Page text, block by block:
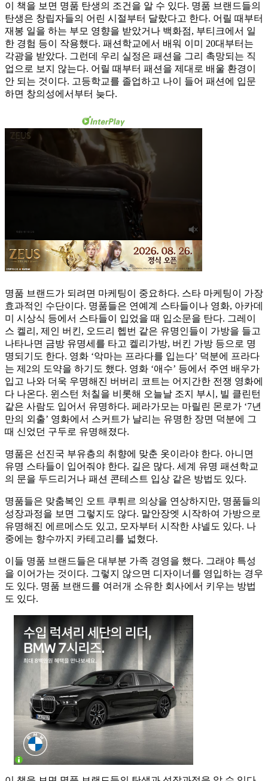
이 책을 보면 명품 탄생의 조건을 알 수 있다. 명품 브랜드들의
탄생은 창립자들의 어린 시절부터 달랐다고 한다. 어릴 때부터
재봉 일을 하는 부모 영향을 받았거나 백화점, 부티크에서 일
한 경험 등이 작용했다. 패션학교에서 배워 이미 20대부터는
각광을 받았다. 그런데 우리 실정은 패션을 그리 촉망되는 직
업으로 보지 않는다. 어릴 때부터 패션을 제대로 배울 환경이
안 되는 것이다. 고등학교를 졸업하고 나이 들어 패션에 입문
하면 창의성에서부터 늦다.
명품 브랜드가 되려면 마케팅이 중요하다. 스타 마케팅이 가장
효과적인 수단이다. 명품들은 연예계 스타들이나 영화, 아카데
미 시상식 등에서 스타들이 입었을 때 입소문을 탄다. 그레이
스 켈리, 제인 버킨, 오드리 헵번 같은 유명인들이 가방을 들고
나타나면 금방 유명세를 타고 켈리가방, 버킨 가방 등으로 명
명되기도 한다. 영화 ‘악마는 프라다를 입는다’ 덕분에 프라다
는 제2의 도약을 하기도 했다. 영화 ‘애수’ 등에서 주연 배우가
입고 나와 더욱 우명해진 버버리 코트는 어지간한 전쟁 영화에
다 나온다. 윈스턴 처칠을 비롯해 오늘날 조지 부시, 빌 클린턴
같은 사람도 입어서 유명하다. 페라가모는 마릴린 몬로가 ‘7년
만의 외출’ 영화에서 스커트가 날리는 유명한 장면 덕분에 그
때 신었던 구두로 유명해졌다.
명품은 선진국 부유층의 취향에 맞춘 옷이라야 한다. 아니면
유명 스타들이 입어줘야 한다. 길은 많다. 세계 유명 패션학교
의 문을 두드리거나 패션 콘테스트 입상 같은 방법도 있다.
명품들은 맞춤복인 오트 쿠튀르 의상을 연상하지만, 명품들의
성장과정을 보면 그렇지도 않다. 말안장엣 시작하여 가방으로
유명해진 에르메스도 있고, 모자부터 시작한 샤넬도 있다. 나
중에는 향수까지 카테고리를 넓혔다.
이들 명품 브랜드들은 대부분 가족 경영을 했다. 그래야 특성
을 이어가는 것이다. 그렇지 않으면 디자이너를 영입하는 경우
도 있다. 명품 브랜드를 여러개 소유한 회사에서 키우는 방법
도 있다.